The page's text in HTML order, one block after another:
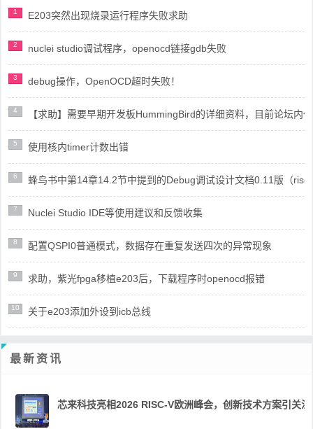
1 E203突然出现烧录运行程序失败求助
2 nuclei studio调试程序，openocd链接gdb失败
3 debug操作，OpenOCD超时失败！
4 【求助】需要早期开发板HummingBird的详细资料，目前论坛内
5 使用核内timer计数出错
6 蜂鸟书中第14章14.2节中提到的Debug调试设计文档0.11版（
7 Nuclei Studio IDE等使用建议和反馈收集
8 配置QSPI0普通模式，数据存在重复发送四次的异常现象
9 求助，紫光fpga移植e203后，下载程序时openocd报错
10 关于e203添加外设到icb总线
最新资讯
芯来科技亮相2026 RISC-V欧洲峰会，创新技术方案引关注